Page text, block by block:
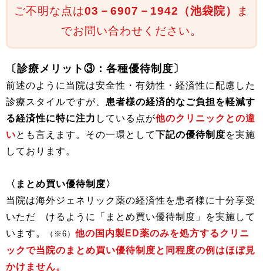
ご不明な点は03－6907－1942 （池袋院）
ま
でお問い合わせください。
〔診療メリット③：各種優待制度〕
前述のように当院は安全性・有効性・経済性に配慮した
診療スタイルですが、 患者様の経済的なご負担を軽減す
る経済性に特に注力 している点が他のクリニックとの違
いとも言えます。その一環として下記の優待制度を実施
しております。
〈まとめ買い優待制度〉
当院は海外ジェネリック薬の経済性を患者様に十分享受
いただ けるように「まとめ買い優待制度」を実施して
います。
（※6） 他の国内製ED薬のみを処方するクリニ
ックで当院のまとめ買い優待制度と同程度の例はほぼ見
かけません。